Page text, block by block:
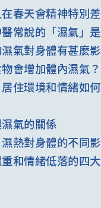
春天會精神特別
常說的「濕氣」
氣對身體有甚麼
會增加體內濕氣？
住環境和情緒如
氣的關係
熱對身體的不同
和情緒低落的四